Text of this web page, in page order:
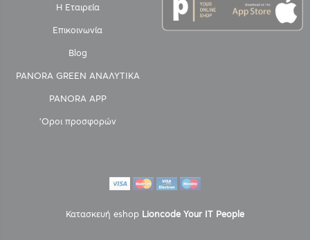
Η Εταιρεία
Επικοινωνία
Blog
PANORA GREEN ΑΝΑΛΥΤΙΚΑ
PANORA APP
'Οροι προσφορών
Κατασκευή eshop Lioncode Your IT People